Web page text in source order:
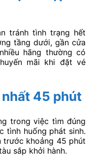
tránh tình trạng hết
tầng dưới, gần cửa
hãng thường có
mãi khi đặt vé
45 phút
trong việc tìm đúng
tình huống phát sinh.
trước khoảng 45 phút
sắp khởi hành.